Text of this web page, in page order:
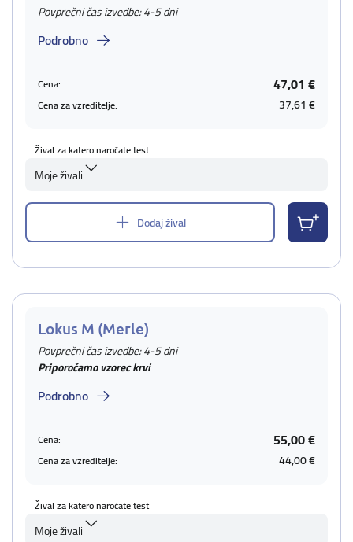
Povprečni čas izvedbe: 4-5 dni
Podrobno
Cena: 47,01 €
Cena za vzreditelje: 37,61 €
Žival za katero naročate test
Moje živali
Dodaj žival
Lokus M (Merle)
Povprečni čas izvedbe: 4-5 dni
Priporočamo vzorec krvi
Podrobno
Cena: 55,00 €
Cena za vzreditelje: 44,00 €
Žival za katero naročate test
Moje živali